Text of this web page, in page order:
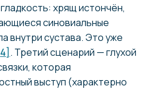
хрящ истончён,
синовиальные
внутри сустава. Это уже
. Третий сценарий — глухой
которая
выступ (характерно